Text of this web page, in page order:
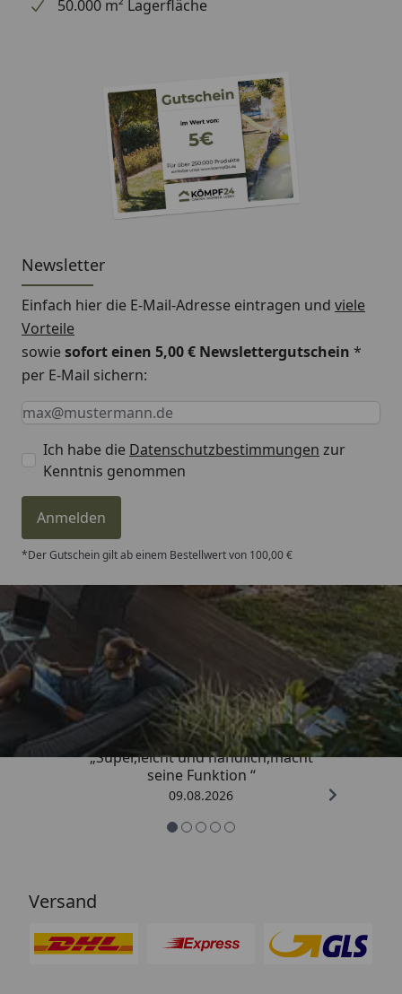
50.000 m² Lagerfläche
Newsletter
Einfach hier die E-Mail-Adresse eintragen und viele
Vorteile
sowiesofort einen 5,00 € Newslettergutschein *
per E-Mail sichern:
Keine Eingabe erforderlich
Eingabe erforderlich
E-Mail *
Ich habe die Datenschutzbestimmungen zur
Kenntnis genommen
Anmelden
*Der Gutschein gilt ab einem Bestellwert von 100,00 €
Trusted Shops
4,81/ 5
„Super,leicht und handlich,macht
seine Funktion “
09.08.2026
Versand